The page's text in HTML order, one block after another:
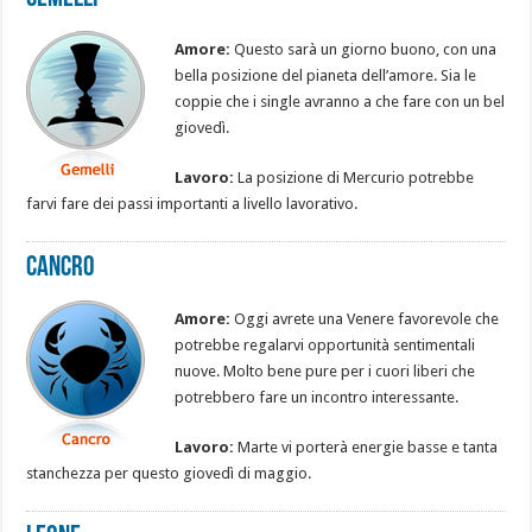
Amore: Questo sarà un giorno buono, con una
bella posizione del pianeta dell’amore. Sia le
coppie che i single avranno a che fare con un bel
giovedì.
Lavoro: La posizione di Mercurio potrebbe
farvi fare dei passi importanti a livello lavorativo.
Cancro
Amore: Oggi avrete una Venere favorevole che
potrebbe regalarvi opportunità sentimentali
nuove. Molto bene pure per i cuori liberi che
potrebbero fare un incontro interessante.
Lavoro: Marte vi porterà energie basse e tanta
stanchezza per questo giovedì di maggio.